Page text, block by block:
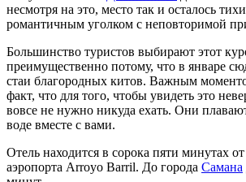
несмотря на это, место так и осталось
романтичным уголком с неповторимой
Большинство туристов выбирают этот
преимущественно потому, что в январе
стаи благородных китов. Важным
факт, что для того, чтобы увидеть это
вовсе не нужно никуда ехать. Они
воде вместе с вами.
Отель находится в сорока пяти минутах
аэропорта Arroyo Barril. До города Самана